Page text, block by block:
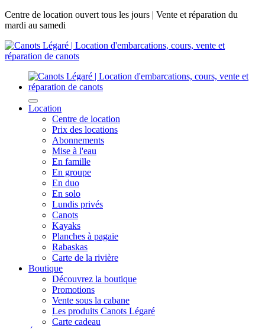
Centre de location ouvert tous les jours | Vente et réparation du
mardi au samedi
Location
Centre de location
Prix des locations
Abonnements
Mise à l'eau
En famille
En groupe
En duo
En solo
Lundis privés
Canots
Kayaks
Planches à pagaie
Rabaskas
Carte de la rivière
Boutique
Découvrez la boutique
Promotions
Vente sous la cabane
Les produits Canots Légaré
Carte cadeau